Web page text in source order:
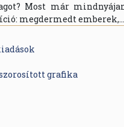
Most már
megdermedt
grafika